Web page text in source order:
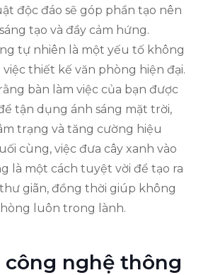
độc đáo sẽ góp phần tạo nên
tạo và đầy cảm hứng.
tự nhiên là một yếu tố không
thiết kế văn phòng hiện đại.
bàn làm việc của bạn được
tận dụng ánh sáng mặt trời,
trạng và tăng cường hiệu
cùng, việc đưa cây xanh vào
là một cách tuyệt vời để tạo ra
giãn, đồng thời giúp không
luôn trong lành.
nghệ thông